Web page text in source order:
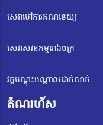
សេវាម៉ៅការគណនេយ្យ
សេវាសវនកម្មរោងចក្រ
វគ្គបណ្តុះបណ្តាលជាក់លាក់
តំណរហ័ស